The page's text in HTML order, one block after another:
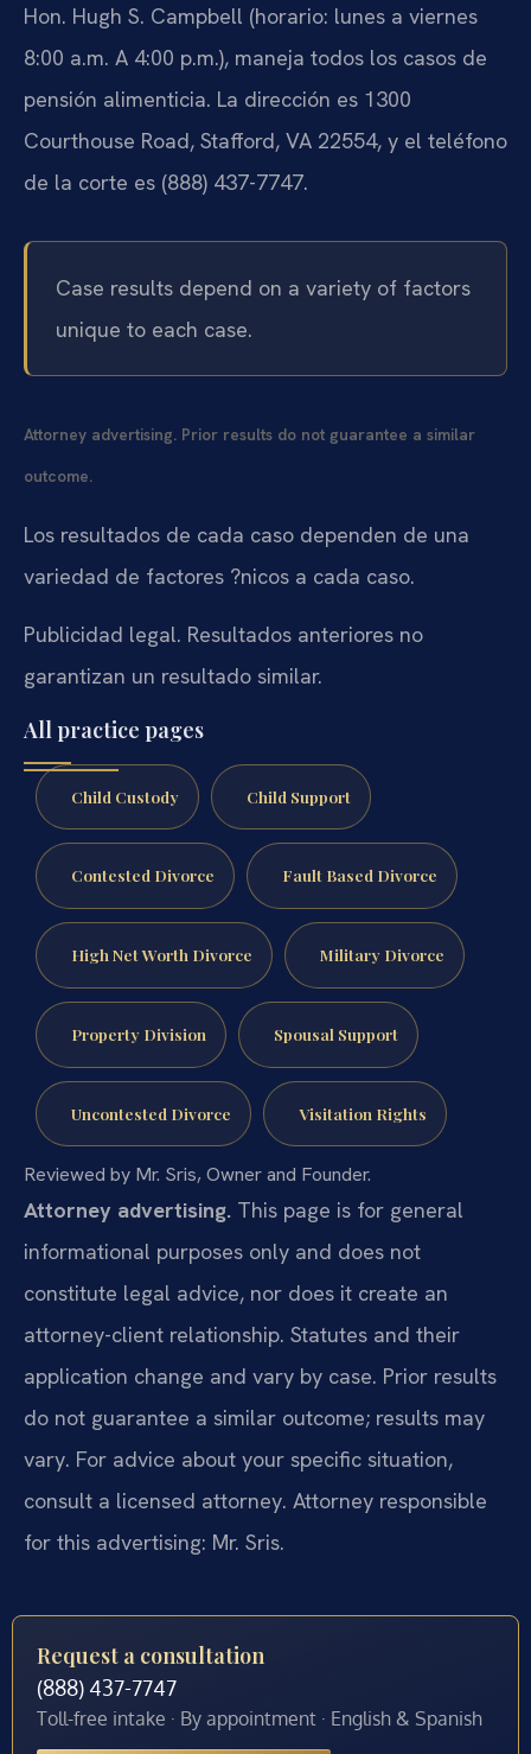
Hon. Hugh S. Campbell (horario: lunes a viernes
8:00 a.m. A 4:00 p.m.), maneja todos los casos de
pensión alimenticia. La dirección es 1300
Courthouse Road, Stafford, VA 22554, y el teléfono
de la corte es (888) 437-7747.
Case results depend on a variety of factors
unique to each case.
Attorney advertising. Prior results do not guarantee a similar
outcome.
Los resultados de cada caso dependen de una
variedad de factores ?nicos a cada caso.
Publicidad legal. Resultados anteriores no
garantizan un resultado similar.
All practice pages
Child Custody Child Support
Contested Divorce Fault Based Divorce
High Net Worth Divorce Military Divorce
Property Division Spousal Support
Uncontested Divorce Visitation Rights
Reviewed by Mr. Sris, Owner and Founder.
Attorney advertising. This page is for general
informational purposes only and does not
constitute legal advice, nor does it create an
attorney-client relationship. Statutes and their
application change and vary by case. Prior results
do not guarantee a similar outcome; results may
vary. For advice about your specific situation,
consult a licensed attorney. Attorney responsible
for this advertising: Mr. Sris.
Request a consultation
(888) 437-7747
Toll-free intake · By appointment · English & Spanish